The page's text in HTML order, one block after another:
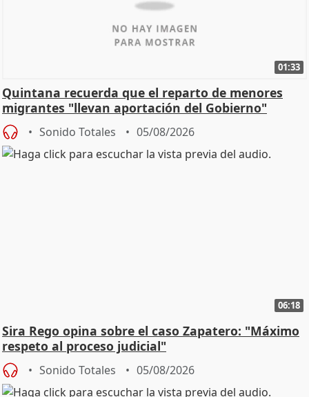
01:33
Quintana recuerda que el reparto de menores
migrantes "llevan aportación del Gobierno"
central
Sonido Totales 05/08/2026
06:18
Sira Rego opina sobre el caso Zapatero: "Máximo
respeto al proceso judicial"
Sonido Totales 05/08/2026